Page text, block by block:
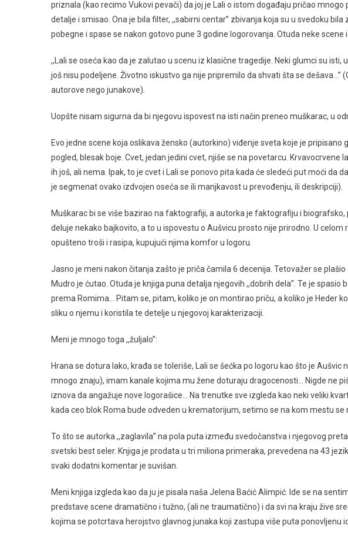
priznala (kao recimo Vukovi pevači) da joj je Lali o istom događaju pričao
detalje i smisao. Ona je bila filter, ,,sabirni centar” zbivanja koja su u svedoku
pobegne i spase se nakon gotovo pune 3 godine logorovanja. Otuda neke scene i
,,Lali se oseća kao da je zalutao u scenu iz klasične tragedije. Neki glumci su
još nisu podeljene. Životno iskustvo ga nije pripremilo da shvati šta se dešava…’’
autorove nego junakove).
Uopšte nisam sigurna da bi njegovu ispovest na isti način preneo muškarac, u
Evo jedne scene koja oslikava žensko (autorkino) viđenje sveta koje je
pogled, blesak boje. Cvet, jedan jedini cvet, njiše se na povetarcu. Krvavocrvene
ih još, ali nema. Ipak, to je cvet i Lali se ponovo pita kada će sledeći put moći da
je segmenat ovako izdvojen oseća se ili manjkavost u prevođenju, ili deskripciji).
Muškarac bi se više bazirao na faktografiji, a autorka je faktografiju i
deluje nekako bajkovito, a to u ispovestu o Aušvicu prosto nije prirodno. U
opušteno troši i rasipa, kupujući njima komfor u logoru.
Jasno je meni nakon čitanja zašto je priča čamila 6 decenija. Tetovažer se
Mudro je ćutao. Otuda je knjiga puna detalja njegovih ,,dobrih dela”. Te je spasio
prema Romima… Pitam se, pitam, koliko je on montirao priču, a koliko je Heder
sliku o njemu i koristila te detelje u njegovoj karakterizaciji.
Meni je mnogo toga ,,žuljalo’’:
Hrana se dotura lako, krađa se toleriše, Lali se šećka po logoru kao što je
mnogo znaju), imam kanale kojima mu žene doturaju dragocenosti… Nigde ne
iznova da angažuje nove logorašice… Na trenutke sve izgleda kao neki veliki
kada ceo blok Roma bude odveden u krematorijum, setimo se na kom mestu se
To što se autorka ,,zaglavila” na pola puta između svedočanstva i njegovog
svetski best seler. Knjiga je prodata u tri miliona primeraka, prevedena na 43
svaki dodatni komentar je suvišan.
Meni knjiga izgleda kao da ju je pisala naša Jelena Baćić Alimpić. Ide se na
predstave scene dramatično i tužno, (ali ne traumatično) i da svi na kraju žive
kojima se potcrtava herojstvo glavnog junaka koji zastupa više puta ponovljenu